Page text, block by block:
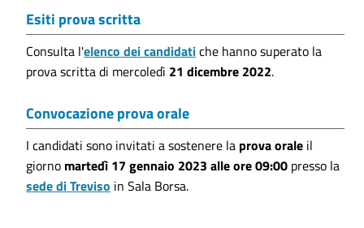
Esiti prova scritta
Consulta l'elenco dei candidatiche hanno superato la
prova scritta di mercoledì 21 dicembre 2022.
Convocazione prova orale
I candidati sono invitati a sostenere la prova orale il
giorno martedì 17 gennaio 2023 alle ore 09:00 presso la
sede di Treviso in Sala Borsa.